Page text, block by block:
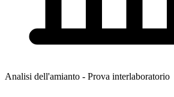
Analisi dell'amianto - Prova interlaboratorio